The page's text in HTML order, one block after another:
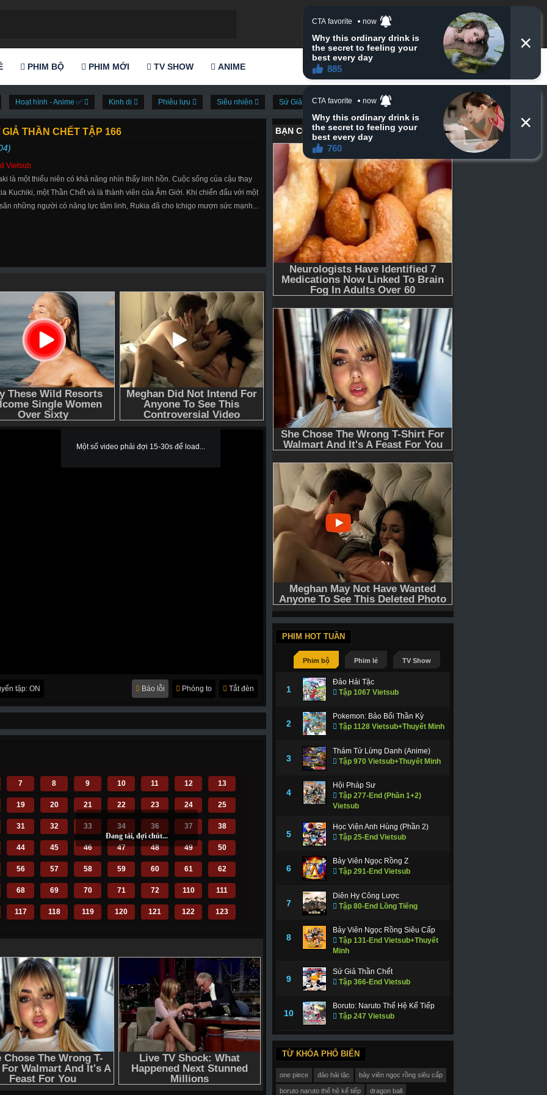
PHIM BỘ PHIM MỚI TV SHOW ANIME
Hoạt hình - Anime ✅ Kinh dị Phiêu lưu Siêu nhiên Sứ Giả Thần Chết
THẦN CHẾT TẬP 166
Vietsub
là một thiếu niên có khả năng nhìn thấy linh hồn. Cuộc sống của cậu thay
Kuchiki, một Thần Chết và là thành viên của Âm Giới. Khi chiến đấu với một
những người có năng lực tâm linh, Rukia đã cho Ichigo mượn sức mạnh...
Một số video phải đợi 15-30s để load...
tập: ON Tắt đèn
Phóng to
Báo lỗi
7 8 9 10 11 12 13
19 20 21 22 23 24 25
31 32 33 34 36 37 38
44 45 46 47 48 49 50
56 57 58 59 60 61 62
68 69 70 71 72 110 111
117 118 119 120 121 122 123
153 154 155 157 158 159
165 166 167 168 169 170 171
177 178 179 180 181 182 183
189 190 191 192 193 194 195
201 202 203 207 208 209
216 217 218 219 220 221 222
PHIM HOT TUẦN
Phim bộ Phim lẻ TV Show
1
Đảo Hải Tặc
Tập 1067 Vietsub
2
Pokemon: Bảo Bối Thần Kỳ
Tập 1128 Vietsub+Thuyết Minh
3
Thám Tử Lừng Danh (Anime)
Tập 970 Vietsub+Thuyết Minh
4
Hội Pháp Sư
Tập 277-End (Phần 1+2)
Vietsub
5
Học Viện Anh Hùng (Phần 2)
Tập 25-End Vietsub
6
Bảy Viên Ngọc Rồng Z
Tập 291-End Vietsub
7
Diên Hy Công Lược
Tập 80-End Lồng Tiếng
8
Bảy Viên Ngọc Rồng Siêu Cấp
Tập 131-End Vietsub+Thuyết
Minh
9
Sứ Giả Thần Chết
Tập 366-End Vietsub
10
Boruto: Naruto Thế Hệ Kế Tiếp
Tập 247 Vietsub
TỪ KHÓA PHỔ BIẾN
one piece đảo hải tặc bảy viên ngọc rồng siêu cấp
boruto naruto thế hệ kế tiếp dragon ball